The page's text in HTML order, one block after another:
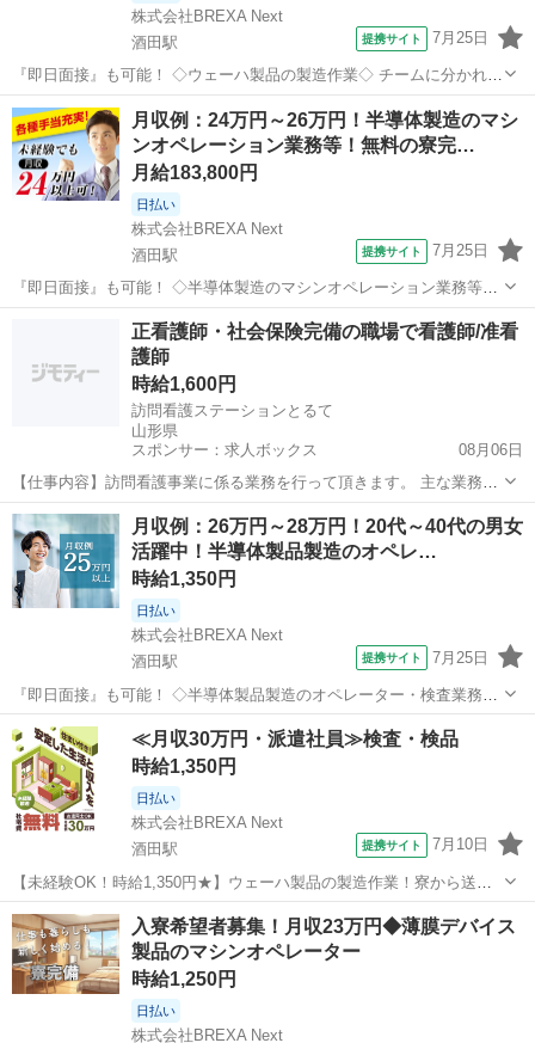
株式会社BREXA Next
酒田駅
提携サイト 7月25日
『即日面接』も可能！ ◇ウェーハ製品の製造作業◇ チームに分かれて
作業いただきます！ ①チーム ・ウェーハ検査工程のマシンオペレーシ
ョン、及び外観検査業務 ②チーム ・ウェーハ加工工程マシンオペレー
ション、外観検査業務...
山形 酒田市 酒田駅 工場
月収例：24万円～26万円！半導体製造のマシ
ンオペレーション業務等！無料の寮完…
月給183,800円
日払い
株式会社BREXA Next
酒田駅
提携サイト 7月25日
『即日面接』も可能！ ◇半導体製造のマシンオペレーション業務等◇
■FT製造チーム 一チーム⇒フレキシブルテープ回路基板製造・装置操
作 二チーム⇒テープ実装製品製造・装置操作、顕微鏡検査、組立作業
（手作業） ■IC検査...
酒田市 酒田駅 工場
正看護師・社会保険完備の職場で看護師/准看
護師
時給1,600円
訪問看護ステーションとるて
山形県
スポンサー：求人ボックス
08月06日
【仕事内容】訪問看護事業に係る業務を行って頂きます。 主な業務内
容として、主治医の指示、もしくは、ケアマネジャーのプランに応
じ、支援を必要とされている方々の自宅に伺い、療養上のお世話や必
要な療養の補助を行って頂きます。 業務変更範...
アルバイト・パート
月収例：26万円～28万円！20代～40代の男女
活躍中！半導体製品製造のオペレ…
時給1,350円
日払い
株式会社BREXA Next
酒田駅
提携サイト 7月25日
『即日面接』も可能！ ◇半導体製品製造のオペレーター・検査業務◇
▼製造チーム ・フレキシブルテープ(巻き付けるタイプの断熱材)の回
路基板製造・装置操作 ・テープ実装製品製造・装置操作、顕微鏡検
査、組立作業（手作業） ...
山形 酒田市 酒田駅 工場
≪月収30万円・派遣社員≫検査・検品
時給1,350円
日払い
株式会社BREXA Next
酒田駅
提携サイト 7月10日
【未経験OK！時給1,350円★】ウェーハ製品の製造作業！寮から送迎
あり◎寮費無料！日払いあり！赴任旅費会社負担！年間休日127日◎マ
イカー通勤！無料駐車場あり！社員食堂利用可！クリーンルーム内作
業！空調完備で快適！《山形県...
山形 酒田市 酒田駅 その他
入寮希望者募集！月収23万円◆薄膜デバイス
製品のマシンオペレーター
時給1,250円
日払い
株式会社BREXA Next